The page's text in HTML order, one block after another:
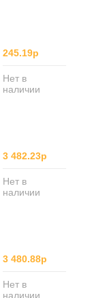
245.19р
Нет в
наличии
3 482.23р
Нет в
наличии
3 480.88р
Нет в
наличии